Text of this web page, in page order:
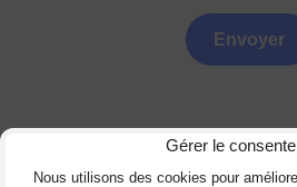
Gérer le
Nous utilisons des cookies pour
Envoyer